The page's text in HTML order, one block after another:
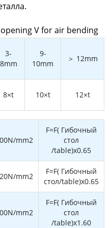
V for air bending
3-
8mm
9-
10mm
＞ 12mm
8×t 10×t 12×t
mm2
F=F( Гибочный
стол
/table)x0.65
mm2
F=F( Гибочный
стол/table)x0.65
mm2
F=F( Гибочный
стол
/table)x1.60